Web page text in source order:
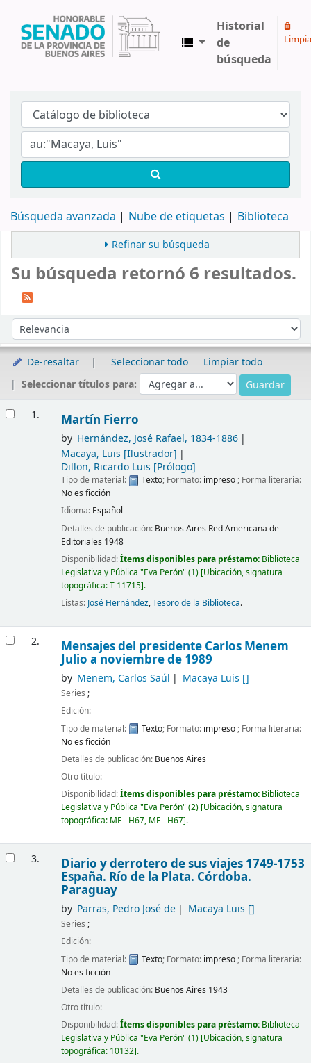
Historial
de
búsqueda
Búsqueda avanzada Nube de etiquetas Biblioteca
Refinar su búsqueda
Su búsqueda retornó 6 resultados.
Ordenar por:
De-resaltar Seleccionar todo
Limpiar todo
Seleccionar títulos para:
1. Martín Fierro
by Hernández, José Rafael, 1834-1886
Macaya, Luis [Ilustrador]
Dillon, Ricardo Luis [Prólogo]
Tipo de material: Texto; Formato: impreso; Forma literaria:
No es ficción
Idioma: Español
Detalles de publicación: Buenos Aires Red Americana de
Editoriales 1948
Disponibilidad:Ítems disponibles para préstamo: Biblioteca
Legislativa y Pública "Eva Perón" (1) Ubicación, signatura
topográfica:T 11715 .
Listas: José Hernández,Tesoro de la Biblioteca.
2. Mensajes del presidente Carlos Menem
Julio a noviembre de 1989
by Menem, Carlos Saúl Macaya Luis []
Series ;
Edición:
Tipo de material:
Texto; Formato: impreso ; Forma literaria:
No es ficción
Detalles de publicación: Buenos Aires
Otro título:
Disponibilidad:Ítems disponibles para préstamo: Biblioteca
Legislativa y Pública "Eva Perón" (2) Ubicación, signatura
topográfica: MF - H67, MF - H67 .
3. Diario y derrotero de sus viajes 1749-1753
España. Río de la Plata. Córdoba.
Paraguay
by Parras, Pedro José de Macaya Luis []
Series ;
Edición:
Tipo de material:
Texto; Formato: impreso ; Forma literaria:
No es ficción
Detalles de publicación: Buenos Aires 1943
Otro título:
Disponibilidad:Ítems disponibles para préstamo: Biblioteca
Legislativa y Pública "Eva Perón" (1) Ubicación, signatura
topográfica: 10132 .